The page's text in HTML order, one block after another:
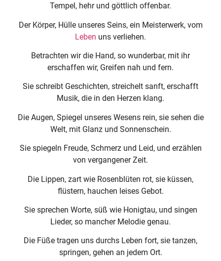
Tempel, hehr und göttlich offenbar.
Der Körper, Hülle unseres Seins, ein Meisterwerk, vom
Leben uns verliehen.
Betrachten wir die Hand, so wunderbar, mit ihr
erschaffen wir, Greifen nah und fern.
Sie schreibt Geschichten, streichelt sanft, erschafft
Musik, die in den Herzen klang.
Die Augen, Spiegel unseres Wesens rein, sie sehen die
Welt, mit Glanz und Sonnenschein.
Sie spiegeln Freude, Schmerz und Leid, und erzählen
von vergangener Zeit.
Die Lippen, zart wie Rosenblüten rot, sie küssen,
flüstern, hauchen leises Gebot.
Sie sprechen Worte, süß wie Honigtau, und singen
Lieder, so mancher Melodie genau.
Die Füße tragen uns durchs Leben fort, sie tanzen,
springen, gehen an jedem Ort.